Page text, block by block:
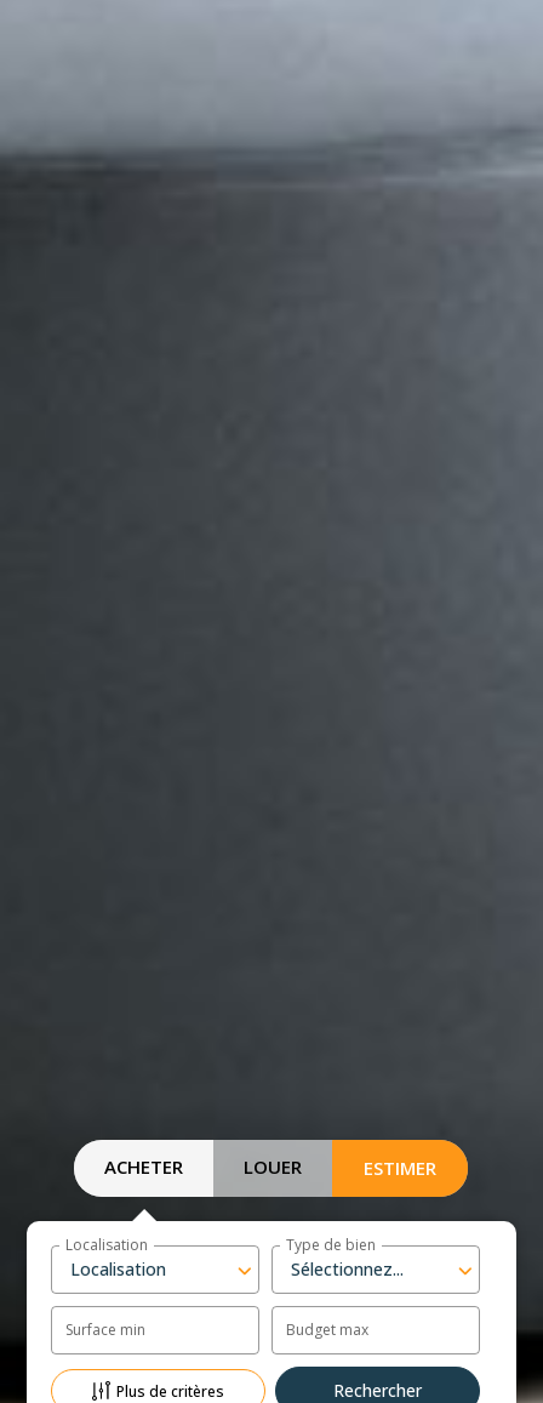
ACHETER LOUER ESTIMER
Localisation
Localisation
Sélectionnez...
Type de bien
Surface min Budget max
Plus de critères